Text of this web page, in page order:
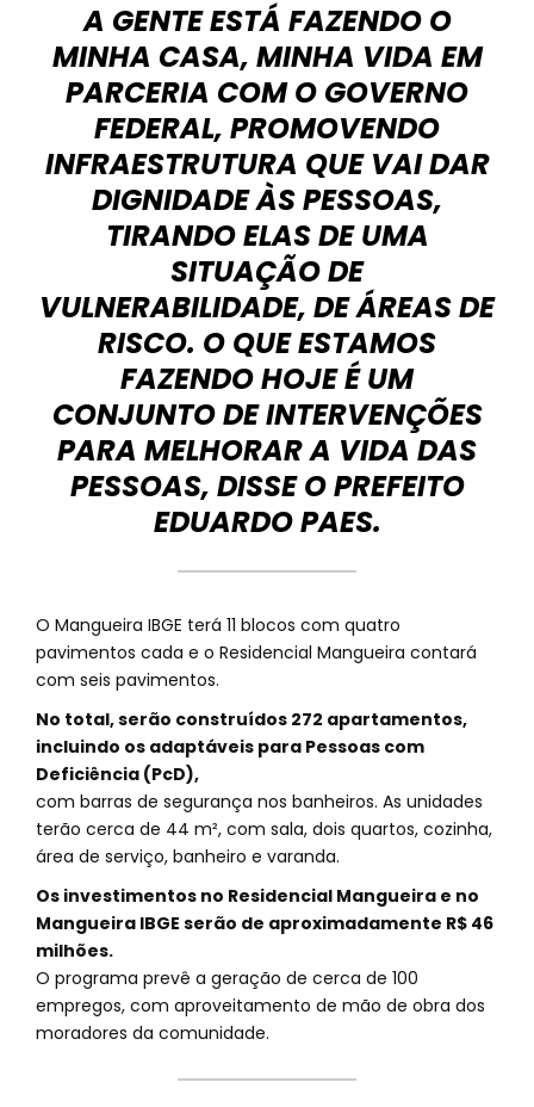
A GENTE ESTÁ FAZENDO O
MINHA CASA, MINHA VIDA EM
PARCERIA COM O GOVERNO
FEDERAL, PROMOVENDO
INFRAESTRUTURA QUE VAI DAR
DIGNIDADE ÀS PESSOAS,
TIRANDO ELAS DE UMA
SITUAÇÃO DE
VULNERABILIDADE, DE ÁREAS DE
RISCO. O QUE ESTAMOS
FAZENDO HOJE É UM
CONJUNTO DE INTERVENÇÕES
PARA MELHORAR A VIDA DAS
PESSOAS, DISSE O PREFEITO
EDUARDO PAES.
O Mangueira IBGE terá 11 blocos com quatro
pavimentos cada e o Residencial Mangueira contará
com seis pavimentos.
No total, serão construídos 272 apartamentos,
incluindo os adaptáveis para Pessoas com
Deficiência (PcD),
com barras de segurança nos banheiros. As unidades
terão cerca de 44 m², com sala, dois quartos, cozinha,
área de serviço, banheiro e varanda.
Os investimentos no Residencial Mangueira e no
Mangueira IBGE serão de aproximadamente R$ 46
milhões.
O programa prevê a geração de cerca de 100
empregos, com aproveitamento de mão de obra dos
moradores da comunidade.